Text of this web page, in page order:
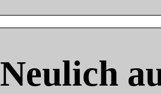
Neulich